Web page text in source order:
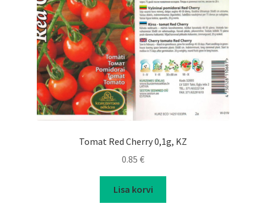
Tomat Red Cherry 0,1g, KZ
0.85 €
Lisa korvi